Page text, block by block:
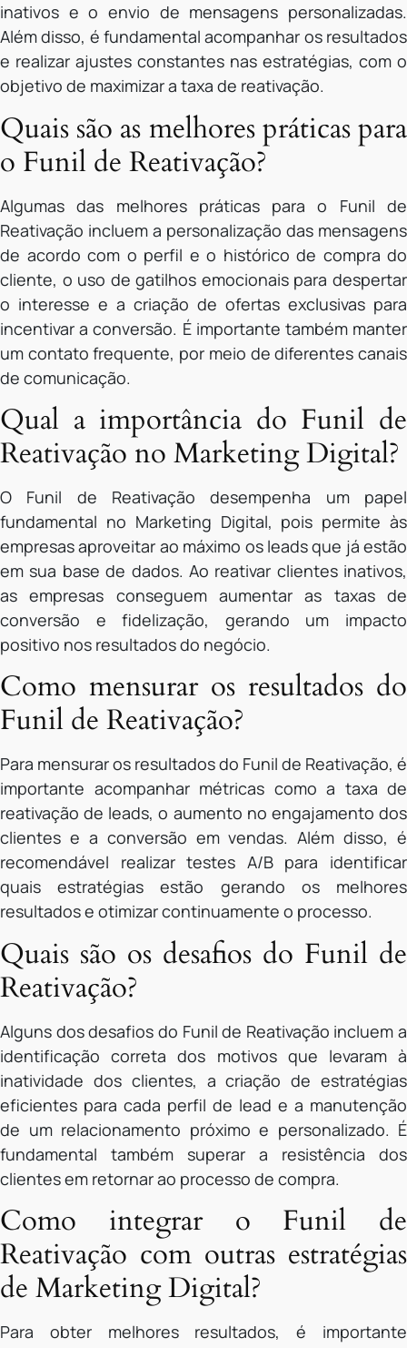
inativos e o envio de mensagens personalizadas.
Além disso, é fundamental acompanhar os resultados
e realizar ajustes constantes nas estratégias, com o
objetivo de maximizar a taxa de reativação.
Quais são as melhores práticas para
o Funil de Reativação?
Algumas das melhores práticas para o Funil de
Reativação incluem a personalização das mensagens
de acordo com o perfil e o histórico de compra do
cliente, o uso de gatilhos emocionais para despertar
o interesse e a criação de ofertas exclusivas para
incentivar a conversão. É importante também manter
um contato frequente, por meio de diferentes canais
de comunicação.
Qual a importância do Funil de
Reativação no Marketing Digital?
O Funil de Reativação desempenha um papel
fundamental no Marketing Digital, pois permite às
empresas aproveitar ao máximo os leads que já estão
em sua base de dados. Ao reativar clientes inativos,
as empresas conseguem aumentar as taxas de
conversão e fidelização, gerando um impacto
positivo nos resultados do negócio.
Como mensurar os resultados do
Funil de Reativação?
Para mensurar os resultados do Funil de Reativação, é
importante acompanhar métricas como a taxa de
reativação de leads, o aumento no engajamento dos
clientes e a conversão em vendas. Além disso, é
recomendável realizar testes A/B para identificar
quais estratégias estão gerando os melhores
resultados e otimizar continuamente o processo.
Quais são os desafios do Funil de
Reativação?
Alguns dos desafios do Funil de Reativação incluem a
identificação correta dos motivos que levaram à
inatividade dos clientes, a criação de estratégias
eficientes para cada perfil de lead e a manutenção
de um relacionamento próximo e personalizado. É
fundamental também superar a resistência dos
clientes em retornar ao processo de compra.
Como integrar o Funil de
Reativação com outras estratégias
de Marketing Digital?
Para obter melhores resultados, é importante